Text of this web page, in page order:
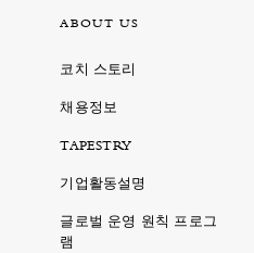
ABOUT US
코치 스토리
채용정보
TAPESTRY
기업활동설명
글로벌 운영 원칙 프로그
램